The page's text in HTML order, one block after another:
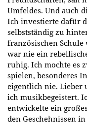
Umfeldes. Und auch
Ich investierte dafür
selbstständig zu
französischen
war nie ein
ruhig. Ich mochte es
spielen, besonderes
eigentlich nie. Lieber
ich musikbegeistert.
entwickelte ein
den Geschehnissen in